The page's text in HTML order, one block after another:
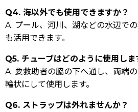
Q4. 海以外でも使用できますか？
A. プール、河川、湖などの水辺で
も活用できます。
Q5. チューブはどのように使用しま
A. 要救助者の脇の下へ通し、両端
輪状にして使用します。
Q6. ストラップは外れませんか？